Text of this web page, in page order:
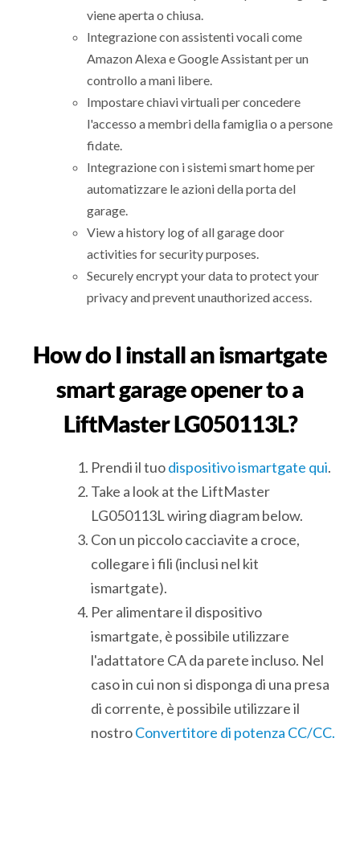
viene aperta o chiusa.
Integrazione con assistenti vocali come
Amazon Alexa e Google Assistant per un
controllo a mani libere.
Impostare chiavi virtuali per concedere
l'accesso a membri della famiglia o a persone
fidate.
Integrazione con i sistemi smart home per
automatizzare le azioni della porta del
garage.
View a history log of all garage door
activities for security purposes.
Securely encrypt your data to protect your
privacy and prevent unauthorized access.
How do I install an ismartgate
smart garage opener to a
LiftMaster LG050113L?
Prendi il tuodispositivo ismartgate qui.
Take a look at the LiftMaster
LG050113L wiring diagram below.
Con un piccolo cacciavite a croce,
collegare i fili (inclusi nel kit
ismartgate).
Per alimentare il dispositivo
ismartgate, è possibile utilizzare
l'adattatore CA da parete incluso. Nel
caso in cui non si disponga di una presa
di corrente, è possibile utilizzare il
nostroConvertitore di potenza CC/CC.